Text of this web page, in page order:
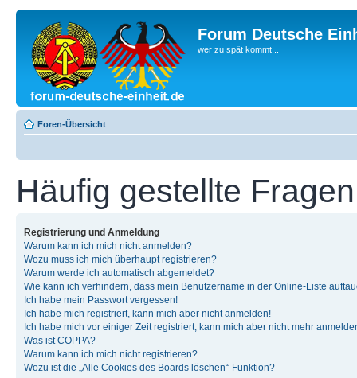
Forum Deutsche
wer zu spät kommt...
Foren-Übersicht
Häufig gestellte Fragen
Registrierung und Anmeldung
Warum kann ich mich nicht anmelden?
Wozu muss ich mich überhaupt registrieren?
Warum werde ich automatisch abgemeldet?
Wie kann ich verhindern, dass mein Benutzername in der Online-Liste
Ich habe mein Passwort vergessen!
Ich habe mich registriert, kann mich aber nicht anmelden!
Ich habe mich vor einiger Zeit registriert, kann mich aber nicht mehr
Was ist COPPA?
Warum kann ich mich nicht registrieren?
Wozu ist die „Alle Cookies des Boards löschen“-Funktion?